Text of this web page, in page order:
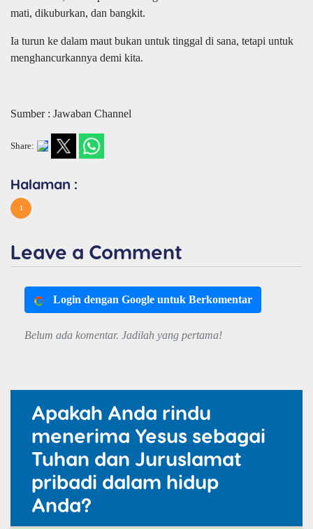
mati, dikuburkan, dan bangkit.
Ia turun ke dalam maut bukan untuk tinggal di sana, tetapi untuk
menghancurkannya demi kita.
Sumber : Jawaban Channel
Share:
Halaman :
1
Leave a Comment
Login dengan Google untuk Berkomentar
Belum ada komentar. Jadilah yang pertama!
Apakah Anda rindu
menerima Yesus sebagai
Tuhan dan Juruslamat
pribadi dalam hidup
Anda?